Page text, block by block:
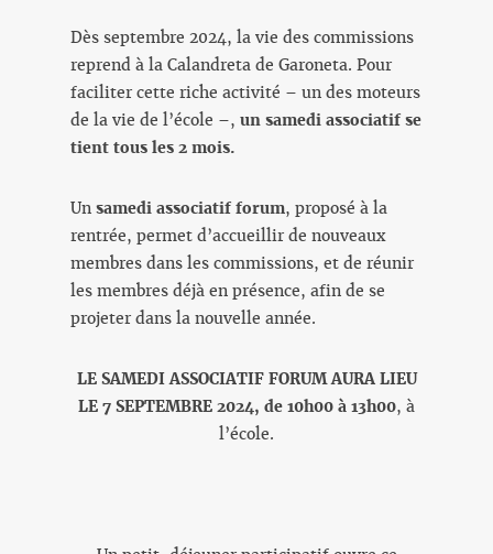
Dès septembre 2024, la vie des commissions
reprend à la Calandreta de Garoneta. Pour
faciliter cette riche activité – un des moteurs
de la vie de l’école –, un samedi associatif se
tient tous les 2 mois.
Un samedi associatif forum, proposé à la
rentrée, permet d’accueillir de nouveaux
membres dans les commissions, et de réunir
les membres déjà en présence, afin de se
projeter dans la nouvelle année.
LE SAMEDI ASSOCIATIF FORUM AURA LIEU
LE 7 SEPTEMBRE 2024, de 10h00 à 13h00, à
l’école.